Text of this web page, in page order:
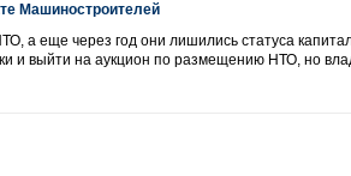
Машиностроителей
а еще через год они лишились статуса
и выйти на аукцион по размещению НТО, но